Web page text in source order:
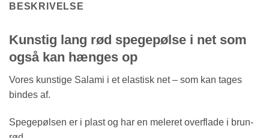
BESKRIVELSE
Kunstig lang rød spegepølse i net som
også kan hænges op
Vores kunstige Salami i et elastisk net – som kan tages
bindes af.
Spegepølsen er i plast og har en meleret overflade i brun-